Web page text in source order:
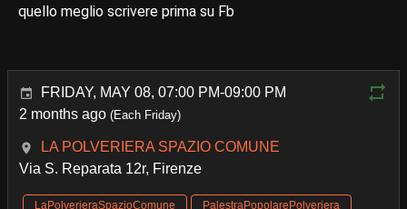
quello meglio scrivere prima su Fb
FRIDAY, MAY 08, 07:00 PM-09:00 PM
2 months ago (Each Friday)
LA POLVERIERA SPAZIO COMUNE
Via S. Reparata 12r, Firenze
LaPolverieraSpazioComune
PalestraPopolarePolveriera